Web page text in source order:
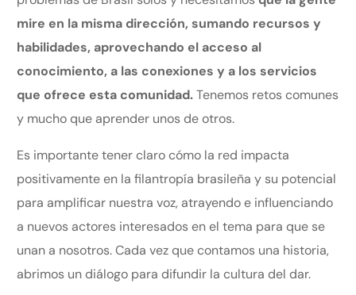
mire en la misma dirección, sumando recursos y
habilidades, aprovechando el acceso al
conocimiento, a las conexiones y a los servicios
que ofrece esta comunidad.Tenemos retos comunes
y mucho que aprender unos de otros.
Es importante tener claro cómo la red impacta
positivamente en la filantropía brasileña y su potencial
para amplificar nuestra voz, atrayendo e influenciando
a nuevos actores interesados en el tema para que se
unan a nosotros. Cada vez que contamos una historia,
abrimos un diálogo para difundir la cultura del dar.